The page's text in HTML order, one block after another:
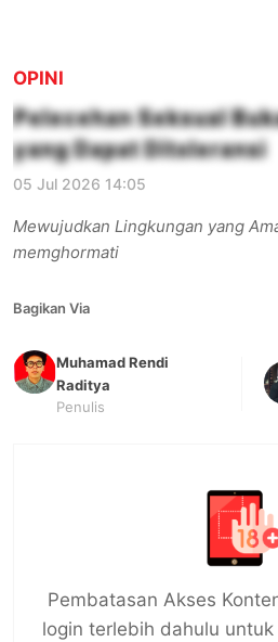
OPINI
Pelecehan Seksual
yang Dapat Ditoleransi
05 Jul 2026 14:05
Mewujudkan Lingkungan yang
memghormati
Bagikan Via
Muhamad Rendi
Raditya
Penulis
Pembatasan Akses
login terlebih dahulu